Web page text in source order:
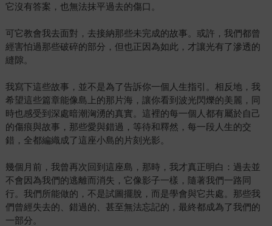
它沒有答案，也無法抹平過去的傷口。
可它教會我去面對，去接納那些未完成的故事。或許，我們都曾
經害怕過那些破碎的部分，但也正因為如此，才讓光有了滲透的
縫隙。
我寫下這些故事，並不是為了告訴你一個人生指引。相反地，我
希望這些篇章能像島上的那片海，讓你看到波光閃爍的美麗，同
時也感受到深處暗潮洶湧的真實。這裡的每一個人都有屬於自己
的傷痕與故事，那些愛與錯過，等待和釋然，每一段人生的交
錯，全都編織成了這座小島的片刻光影。
幾個月前，我曾再次回到這座島，那時，我才真正明白：過去並
不會因為我們的逃離而消失，它像影子一樣，隨著我們一路同
行。我們所能做的，不是試圖擺脫，而是學會與它共處。那些我
們曾經失去的、錯過的、甚至無法忘記的，最終都成為了我們的
一部分。